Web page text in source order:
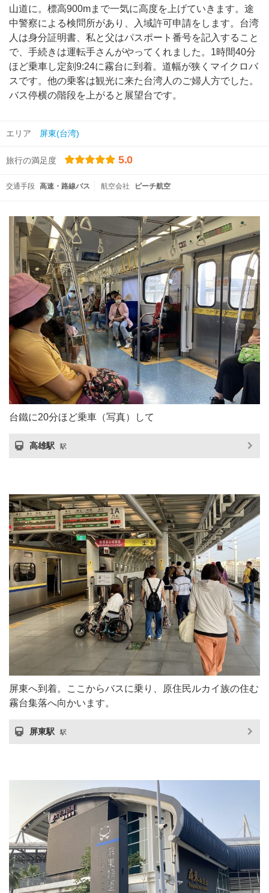
山道に。標高900mまで一気に高度を上げていきます。途
中警察による検問所があり、入域許可申請をします。台湾
人は身分証明書、私と父はパスポート番号を記入すること
で、手続きは運転手さんがやってくれました。1時間40分
ほど乗車し定刻9:24に霧台に到着。道幅が狭くマイクロバ
スです。他の乗客は観光に来た台湾人のご婦人方でした。
バス停横の階段を上がると展望台です。
エリア 屏東(台湾)
旅行の満足度 5.0
交通手段 高速・路線バス 航空会社 ピーチ航空
台鐵に20分ほど乗車（写真）して
高雄駅 駅
屏東へ到着。ここからバスに乗り、原住民ルカイ族の住む
霧台集落へ向かいます。
屏東駅 駅